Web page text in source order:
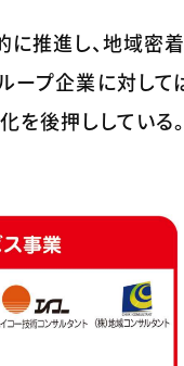
推進し、地域密
ープ企業に対し
を後押ししてい